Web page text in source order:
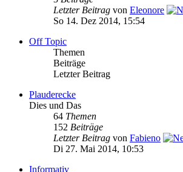
Letzter Beitrag von Eleonore
So 14. Dez 2014, 15:54
Off Topic
Themen
Beiträge
Letzter Beitrag
Plauderecke
Dies und Das
64 Themen
152 Beiträge
Letzter Beitrag von Fabieno
Di 27. Mai 2014, 10:53
Informativ